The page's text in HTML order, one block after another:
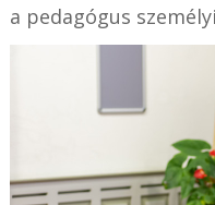
a pedagógus